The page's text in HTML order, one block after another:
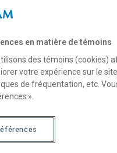
//
Description
en matière de témoins
des témoins (cookies)
votre expérience sur le
de fréquentation, etc.
».